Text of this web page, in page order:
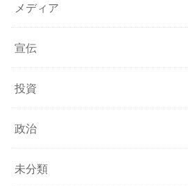
メディア
宣伝
投資
政治
未分類